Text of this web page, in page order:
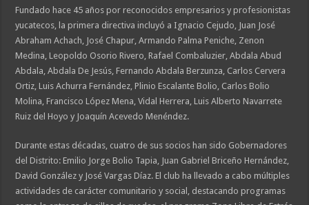
Fundado hace 45 años por reconocidos empresarios y profesionistas
yucatecos, la primera directiva incluyó a Ignacio Cejudo, Juan José
Abraham Achach, José Chapur, Armando Palma Peniche, Zenon
Medina, Leopoldo Osorio Rivero, Rafael Combaluzier, Abdala Abud
Abdala, Abdala De Jesús, Fernando Abdala Berzunza, Carlos Cervera
Ortiz, Luis Achurra Fernández, Plinio Escalante Bolio, Carlos Bolio
Molina, Francisco López Mena, Vidal Herrera, Luis Alberto Navarrete
Ruiz del Hoyo y Joaquín Acevedo Menéndez.
Durante estas décadas, cuatro de sus socios han sido Gobernadores
del Distrito: Emilio Jorge Bolio Tapia, Juan Gabriel Briceño Hernández,
David González y José Vargas Díaz. El club ha llevado a cabo múltiples
actividades de carácter comunitario y social, destacando programas